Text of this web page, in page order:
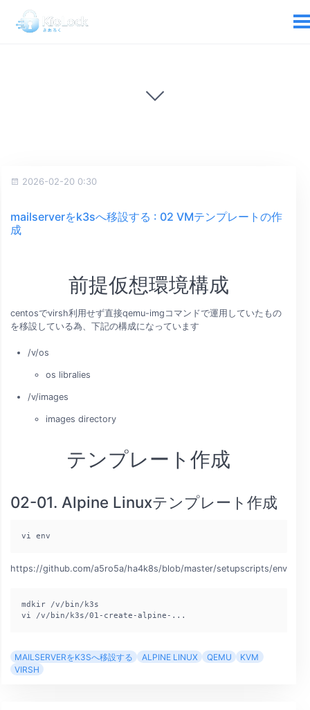
2026-02-20 0:30
mailserverをk3sへ移設する : 02 VMテンプレートの作
成
前提仮想環境構成
centosでvirsh利用せず直接qemu-imgコマンドで運用していたもの
を移設している為、下記の構成になっています
/v/os
os libralies
/v/images
images directory
テンプレート作成
02-01. Alpine Linuxテンプレート作成
vi env
https://github.com/a5ro5a/ha4k8s/blob/master/setupscripts/env
mdkir /v/bin/k3s
vi /v/bin/k3s/01-create-alpine-...
MAILSERVERをK3Sへ移設する ALPINE LINUX QEMU
KVM
VIRSH